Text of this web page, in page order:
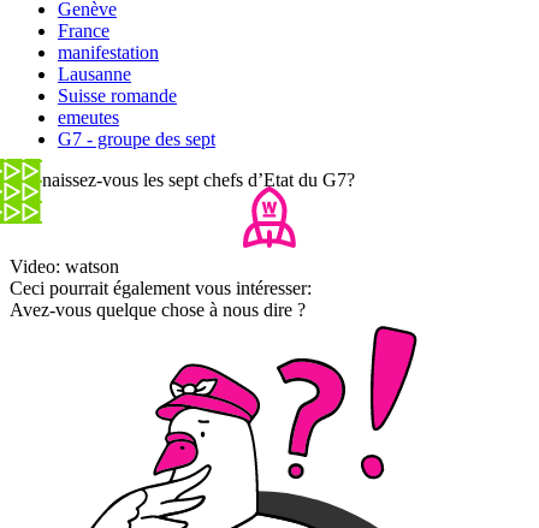
Genève
France
manifestation
Lausanne
Suisse romande
emeutes
G7 - groupe des sept
Connaissez-vous les sept chefs d’Etat du G7?
Video: watson
Ceci pourrait également vous intéresser:
Avez-vous quelque chose à nous dire ?